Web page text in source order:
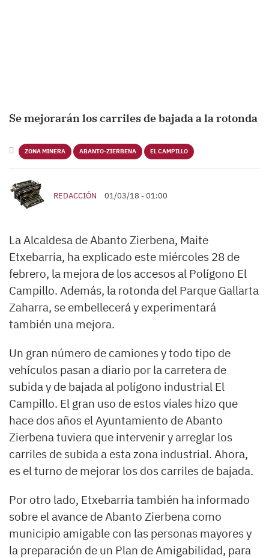
Se mejorarán los carriles de bajada a la rotonda
ZONA MINERA ABANTO-ZIERBENA EL CAMPILLO
REDACCIÓN 01/03/18 - 01:00
La Alcaldesa de Abanto Zierbena, Maite
Etxebarria, ha explicado este miércoles 28 de
febrero, la mejora de los accesos al Polígono El
Campillo. Además, la rotonda del Parque Gallarta
Zaharra, se embellecerá y experimentará
también una mejora.
Un gran número de camiones y todo tipo de
vehículos pasan a diario por la carretera de
subida y de bajada al polígono industrial El
Campillo. El gran uso de estos viales hizo que
hace dos años el Ayuntamiento de Abanto
Zierbena tuviera que intervenir y arreglar los
carriles de subida a esta zona industrial. Ahora,
es el turno de mejorar los dos carriles de bajada.
Por otro lado, Etxebarria también ha informado
sobre el avance de Abanto Zierbena como
municipio amigable con las personas mayores y
la preparación de un Plan de Amigabilidad, para